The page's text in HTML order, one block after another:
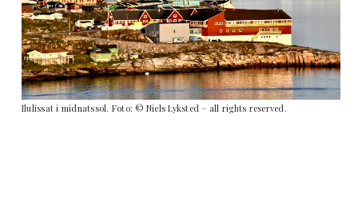
Ilulissat i midnatssol. Foto: © Niels Lyksted – all rights reserved.